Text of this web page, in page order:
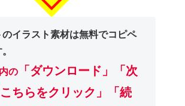
のイラスト素材は無料でコピペ
の
「ダウンロード」
「次
ちらをクリック」「続